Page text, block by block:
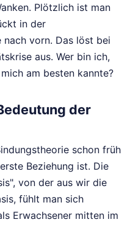
Plötzlich ist man
in der
nach vorn. Das löst bei
aus. Wer bin ich,
am besten kannte?
der
schon früh
Beziehung ist. Die
von der aus wir die
fühlt man sich
Erwachsener mitten im